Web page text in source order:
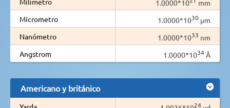
1.0000*10
mm
Micrometro
1.0000*1030 µm
Nanómetro
1.0000*1033 nm
Angstrom
1.0000*1034Å
Americano y británico
24